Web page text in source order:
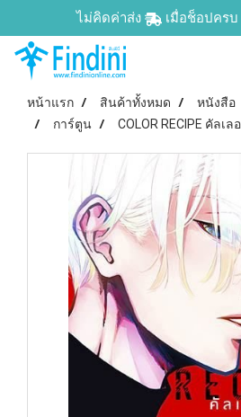
ไม่คิดค่าส่ง เมื่อช็อปครบ
หน้าแรก สินค้าทั้งหมด หนังสือ
การ์ตูน
COLOR RECIPE คัลเล